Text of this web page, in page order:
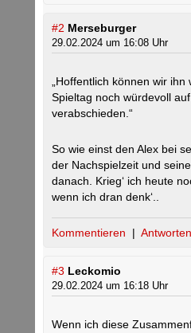
#2 Merseburger
29.02.2024 um 16:08 Uhr
„Hoffentlich können wir
Spieltag noch würdevoll
verabschieden.“
So wie einst den Alex bei
der Nachspielzeit und
danach. Krieg‘ ich heute
wenn ich dran denk‘..
Kommentieren | Antworten
#3 Leckomio
29.02.2024 um 16:18 Uhr
Wenn ich diese